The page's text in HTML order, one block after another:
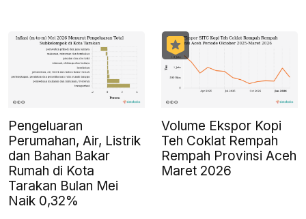
Pengeluaran
Perumahan, Air, Listrik
dan Bahan Bakar
Rumah di Kota
Tarakan Bulan Mei
Naik 0,32%
Volume Ekspor Kopi
Teh Coklat Rempah
Rempah Provinsi Aceh
Maret 2026